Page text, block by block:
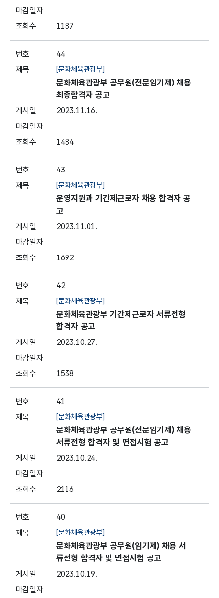
1187
44
[문화체육관광부]
문화체육관광부 공무원(전문임기제) 채용
최종합격자 공고
2023.11.16.
1484
43
[문화체육관광부]
운영지원과 기간제근로자 채용 합격자 공
고
2023.11.01.
1692
42
[문화체육관광부]
문화체육관광부 기간제근로자 서류전형
합격자 공고
2023.10.27.
1538
41
[문화체육관광부]
문화체육관광부 공무원(전문임기제) 채용
서류전형 합격자 및 면접시험 공고
2023.10.24.
2116
40
[문화체육관광부]
문화체육관광부 공무원(임기제) 채용 서
류전형 합격자 및 면접시험 공고
2023.10.19.